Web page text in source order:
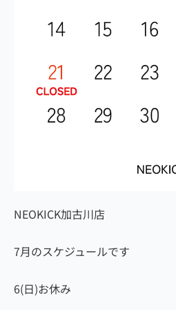
NEOKICK加古川店
7月のスケジュールです
6(日)お休み